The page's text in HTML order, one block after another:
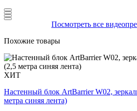
Посмотреть все
Похожие товары
ХИТ
Настенный блок ArtBarrier W02,
метра синяя лента)